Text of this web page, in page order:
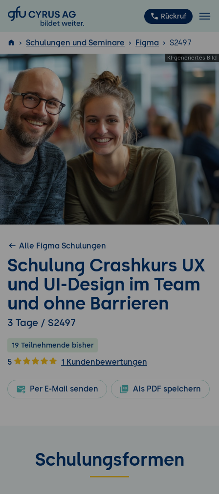
GFU Cyrus AG Rückruf
ISTQB
Schulungen und Seminare Figma S2497
Alle Figma Schulungen
Schulung Crashkurs UX
und UI-Design im Team
und ohne Barrieren
3 Tage / S2497
19 Teilnehmende bisher
5 1 Kundenbewertungen
Per E-Mail senden Als PDF speichern
Schulungsformen